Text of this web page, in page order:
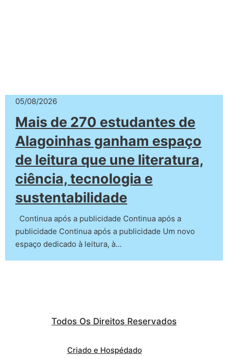
05/08/2026
Mais de 270 estudantes de
Alagoinhas ganham espaço
de leitura que une literatura,
ciência, tecnologia e
sustentabilidade
Continua após a publicidade Continua após a
publicidade Continua após a publicidade Um novo
espaço dedicado à leitura, à…
Todos Os Direitos Reservados
Criado e Hospédado